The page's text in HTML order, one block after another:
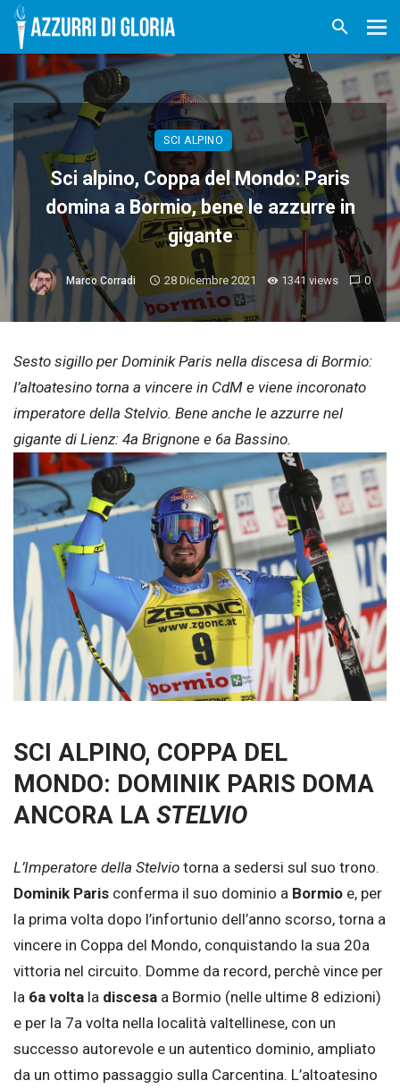
SCI ALPINO
Sci alpino, Coppa del Mondo: Paris
domina a Bormio, bene le azzurre in
gigante
Marco Corradi 28 Dicembre 2021 1341 views 0
Sesto sigillo per Dominik Paris nella discesa di Bormio:
l’altoatesino torna a vincere in CdM e viene incoronato
imperatore della Stelvio. Bene anche le azzurre nel
gigante di Lienz: 4a Brignone e 6a Bassino.
SCI ALPINO, COPPA DEL
MONDO: DOMINIK PARIS DOMA
ANCORA LA STELVIO
L’Imperatore della Stelvio torna a sedersi sul suo trono.
Dominik Paris conferma il suo dominio a Bormio e, per
la prima volta dopo l’infortunio dell’anno scorso, torna a
vincere in Coppa del Mondo, conquistando la sua 20a
vittoria nel circuito. Domme da record, perchè vince per
la 6a volta la discesa a Bormio (nelle ultime 8 edizioni)
e per la 7a volta nella località valtellinese, con un
successo autorevole e un autentico dominio, ampliato
da un ottimo passaggio sulla Carcentina. L’altoatesino